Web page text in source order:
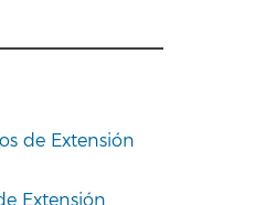
de Extensión
Extensión